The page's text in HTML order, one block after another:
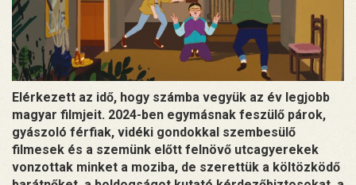
Elérkezett az idő, hogy számba vegyük az év legjobb
magyar filmjeit. 2024-ben egymásnak feszülő párok,
gyászoló férfiak, vidéki gondokkal szembesülő
filmesek és a szemünk előtt felnövő utcagyerekek
vonzottak minket a moziba, de szerettük a költözködő